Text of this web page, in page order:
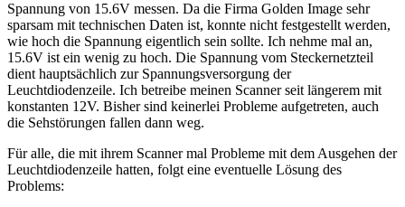
Spannung von 15.6V messen. Da die Firma Golden Image sehr
sparsam mit technischen Daten ist, konnte nicht festgestellt werden,
wie hoch die Spannung eigentlich sein sollte. Ich nehme mal an,
15.6V ist ein wenig zu hoch. Die Spannung vom Steckernetzteil
dient hauptsächlich zur Spannungsversorgung der
Leuchtdiodenzeile. Ich betreibe meinen Scanner seit längerem mit
konstanten 12V. Bisher sind keinerlei Probleme aufgetreten, auch
die Sehstörungen fallen dann weg.
Für alle, die mit ihrem Scanner mal Probleme mit dem Ausgehen der
Leuchtdiodenzeile hatten, folgt eine eventuelle Lösung des
Problems: